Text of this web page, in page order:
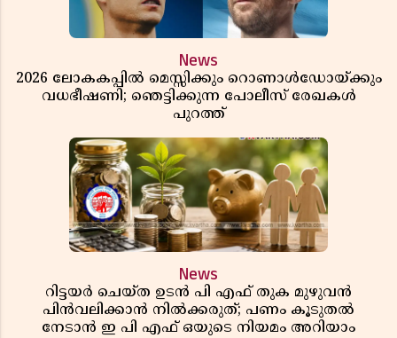
News
2026 ലോകകപ്പിൽ മെസ്സിക്കും റൊണാൾഡോയ്ക്കും
വധഭീഷണി; ഞെട്ടിക്കുന്ന പോലീസ് രേഖകൾ
പുറത്ത്
News
റിട്ടയർ ചെയ്ത ഉടൻ പി എഫ് തുക മുഴുവൻ
പിൻവലിക്കാൻ നിൽക്കരുത്; പണം കൂടുതൽ
നേടാൻ ഇ പി എഫ് ഒയുടെ നിയമം അറിയാം